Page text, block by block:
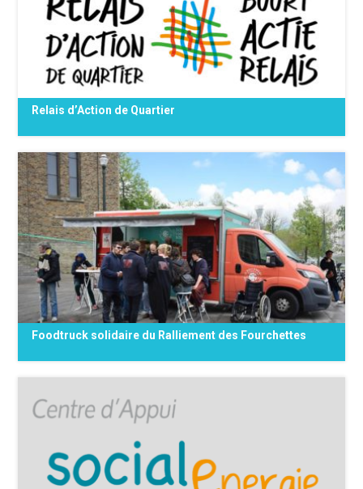
sociale de quartier, bas seuil et accueillant,
déployé à la demande d’acteurs de terrain
(collectifs {...}
Relais d’Action de Quartier
Le projet des Relais d’Action de Quartier (RAQ)
est composé de 21 travailleurs sociaux
travaillant sur 19 quartiers de la Région de
Bruxelles-Capitale en collaboration étroite
avec un partenaire hébergeur. Le but est de
travailler sur les {...}
Foodtruck solidaire du Ralliement des Fourchettes
Venez profiter d’un délicieux plat préparé par
les cuistots du Ralliement des Fourchettes,
sur place ou à emporter* ! Avec le projet de
Foodtruck Solidaire, le Ralliement des
Fourchettes va à la rencontre de toutes et